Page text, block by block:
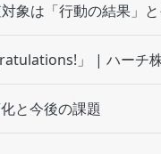
象は「行動の結果」
」 | ハーチ
と今後の課題